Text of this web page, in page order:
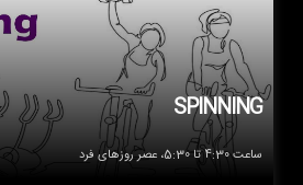
SPINNING
ساعت 4:30 تا 5:30، عصر روزهای فرد